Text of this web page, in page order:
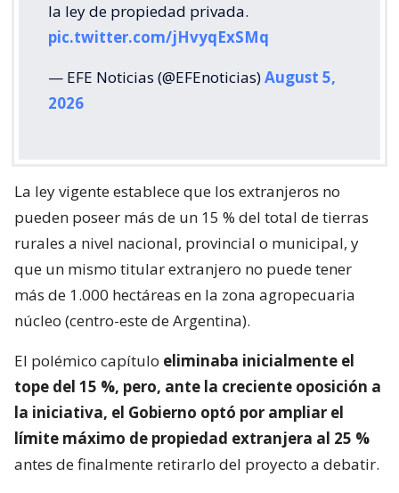
la ley de propiedad privada.
pic.twitter.com/jHvyqExSMq
— EFE Noticias (@EFEnoticias)August 5,
2026
La ley vigente establece que los extranjeros no
pueden poseer más de un 15 % del total de tierras
rurales a nivel nacional, provincial o municipal, y
que un mismo titular extranjero no puede tener
más de 1.000 hectáreas en la zona agropecuaria
núcleo (centro-este de Argentina).
El polémico capítulo eliminaba inicialmente el
tope del 15 %, pero, ante la creciente oposición a
la iniciativa, el Gobierno optó por ampliar el
límite máximo de propiedad extranjera al 25 %
antes de finalmente retirarlo del proyecto a debatir.